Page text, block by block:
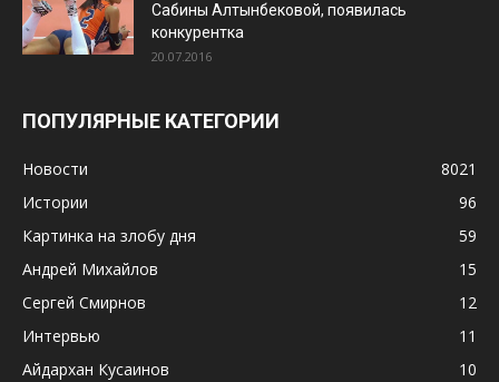
Сабины Алтынбековой, появилась
конкурентка
20.07.2016
ПОПУЛЯРНЫЕ КАТЕГОРИИ
Новости
8021
Истории
96
Картинка на злобу дня
59
Андрей Михайлов
15
Сергей Смирнов
12
Интервью
11
Айдархан Кусаинов
10